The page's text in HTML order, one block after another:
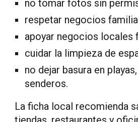
no tomar fotos sin
respetar negocios
apoyar negocios locales
cuidar la limpieza de
no dejar basura en
senderos.
La ficha local recomienda